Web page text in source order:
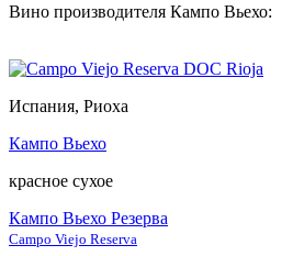
Вино производителя Кампо Вьехо:
Испания, Риоха
Кампо Вьехо
красное сухое
Кампо Вьехо Резерва
Campo Viejo Reserva